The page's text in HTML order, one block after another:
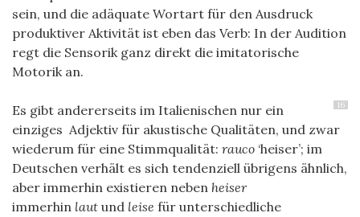
sein, und die adäquate Wortart für den Ausdruck
produktiver Aktivität ist eben das Verb: In der Audition
regt die Sensorik ganz direkt die imitatorische
Motorik an.
16
Es gibt andererseits im Italienischen nur ein
einziges Adjektiv für akustische Qualitäten, und zwar
wiederum für eine Stimmqualität: rauco ‘heiser’; im
Deutschen verhält es sich tendenziell übrigens ähnlich,
aber immerhin existieren neben heiser
immerhin laut und leise für unterschiedliche